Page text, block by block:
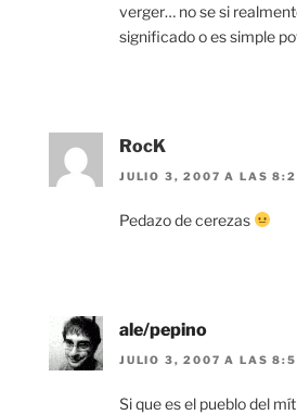
verger… no se si
significado o es simple
RocK
JULIO 3, 2007 A LAS
Pedazo de cerezas
ale/pepino
JULIO 3, 2007 A LAS
Si que es el pueblo del